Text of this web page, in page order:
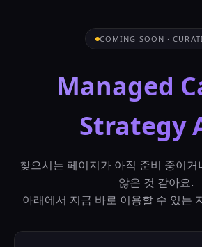
COMING SOON ·
Managed
Strategy
찾으시는 페이지가 아직 준비 중이거
않은 것 같아요.
아래에서 지금 바로 이용할 수 있는